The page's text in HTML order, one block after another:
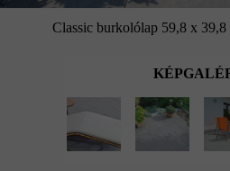
Classic burkolólap 59,8 x